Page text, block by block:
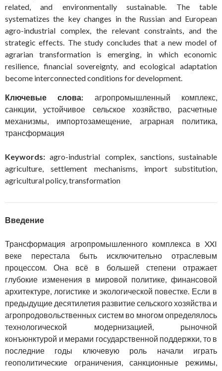
related, and environmentally sustainable. The table
systematizes the key changes in the Russian and European
agro-industrial complex, the relevant constraints, and the
strategic effects. The study concludes that a new model of
agrarian transformation is emerging, in which economic
resilience, financial sovereignty, and ecological adaptation
become interconnected conditions for development.
Ключевые слова: агропромышленный комплекс,
санкции, устойчивое сельское хозяйство, расчетные
механизмы, импортозамещение, аграрная политика,
трансформация
Keywords:agro-industrial complex, sanctions, sustainable
agriculture, settlement mechanisms, import substitution,
agricultural policy, transformation
Введение
Трансформация агропромышленного комплекса в XXI
веке перестала быть исключительно отраслевым
процессом. Она всё в большей степени отражает
глубокие изменения в мировой политике, финансовой
архитектуре, логистике и экологической повестке. Если в
предыдущие десятилетия развитие сельского хозяйства и
агропродовольственных систем во многом определялось
технологической модернизацией, рыночной
конъюнктурой и мерами государственной поддержки, то в
последние годы ключевую роль начали играть
геополитические ограничения, санкционные режимы,